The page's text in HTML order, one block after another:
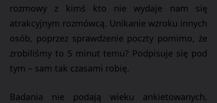
rozmowy z kimś kto nie wydaje nam się
atrakcyjnym rozmówcą. Unikanie wzroku innych
osób, poprzez sprawdzenie poczty pomimo, że
zrobiliśmy to 5 minut temu? Podpisuje się pod
tym – sam tak czasami robię.
Badania nie podają wieku ankietowanych,